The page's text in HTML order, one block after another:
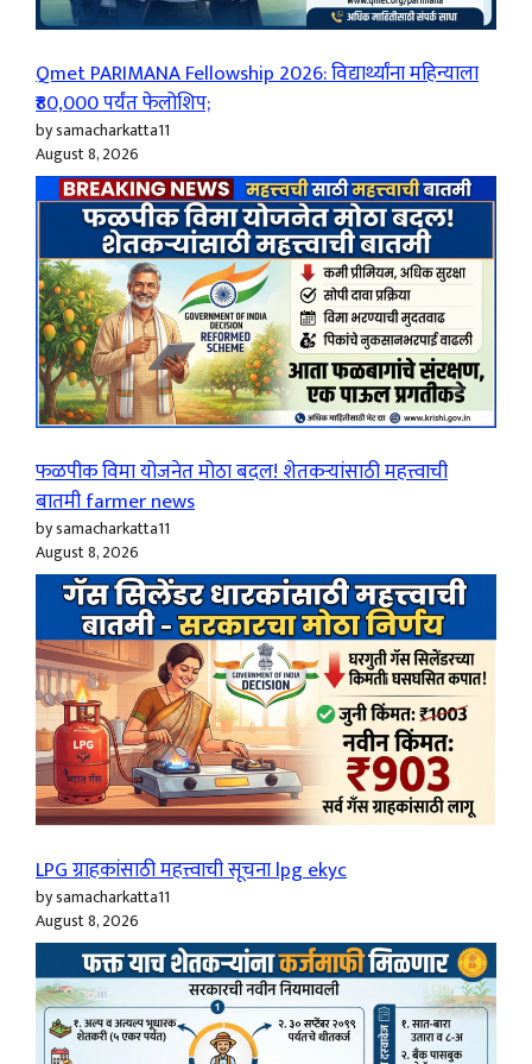
Qmet PARIMANA Fellowship 2026: विद्यार्थ्यांना महिन्याला
₹80,000 पर्यंत फेलोशिप;
by samacharkatta11
August 8, 2026
फळपीक विमा योजनेत मोठा बदल! शेतकऱ्यांसाठी महत्त्वाची
बातमी farmer news
by samacharkatta11
August 8, 2026
LPG ग्राहकांसाठी महत्त्वाची सूचना lpg ekyc
by samacharkatta11
August 8, 2026